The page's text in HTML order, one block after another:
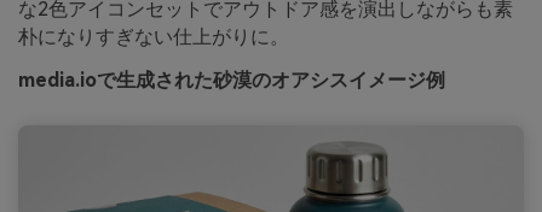
な2色アイコンセットでアウトドア感を演出しながらも素
朴になりすぎない仕上がりに。
media.ioで生成された砂漠のオアシスイメージ例